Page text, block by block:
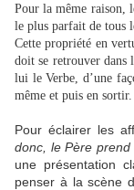
Pour la même raison,
le plus parfait de tous
Cette propriété en
doit se retrouver dans
lui le Verbe, d’une
même et puis en
Pour éclairer les
donc, le Père
une présentation
penser à la scène